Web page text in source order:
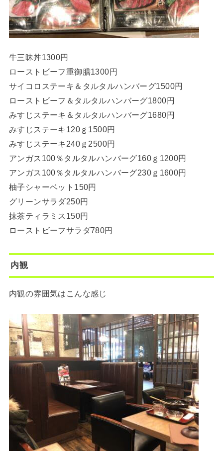
牛三昧丼1300円
ローストビーフ重御膳1300円
サイコロステーキ＆タルタルハンバーグ1500円
ローストビーフ＆タルタルハンバーグ1800円
みすじステーキ＆タルタルハンバーグ1680円
みすじステーキ120ｇ1500円
みすじステーキ240ｇ2500円
アンガス100％タルタルハンバーグ160ｇ1200円
アンガス100％タルタルハンバーグ230ｇ1600円
柚子シャーベット150円
グリーンサラダ250円
抹茶ティラミス150円
ローストビーフサラダ780円
内観
内観の雰囲気はこんな感じ